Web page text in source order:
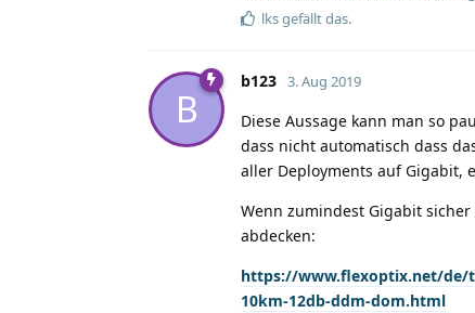
lksgefällt das.
B
b123 3. Aug 2019
Diese Aussage kann man so
dass nicht automatisch dass
aller Deployments auf Gigabit,
Wenn zumindest Gigabit
abdecken:
https://www.flexoptix.net/de/
10km-12db-ddm-dom.html